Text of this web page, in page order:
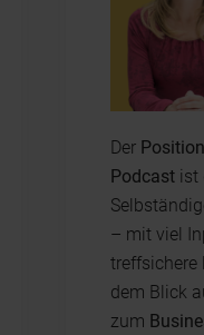
Der
Podcastist
– mit viel
treffsichere
dem Blick
zum